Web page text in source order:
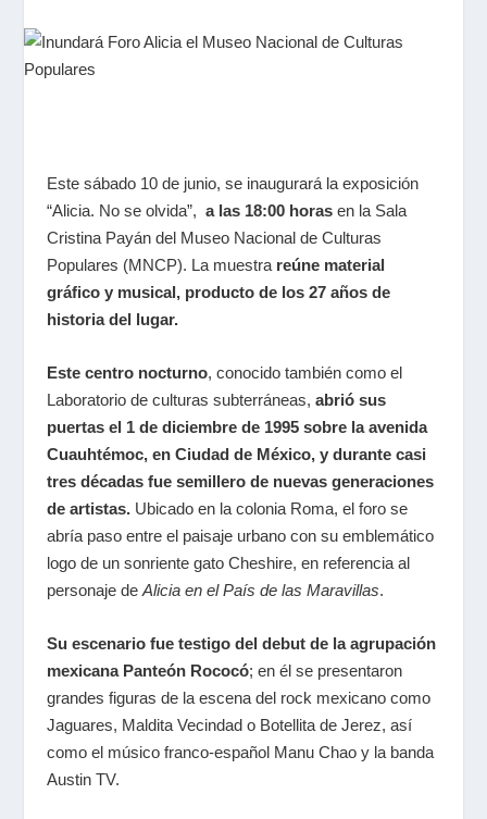
Este sábado 10 de junio, se inaugurará la exposición
“Alicia. No se olvida”, a las 18:00 horasen la Sala
Cristina Payán del Museo Nacional de Culturas
Populares (MNCP). La muestra reúne material
gráfico y musical, producto de los 27 años de
historia del lugar.
Este centro nocturno, conocido también como el
Laboratorio de culturas subterráneas, abrió sus
puertas el 1 de diciembre de 1995 sobre la avenida
Cuauhtémoc, en Ciudad de México, y durante casi
tres décadas fue semillero de nuevas generaciones
de artistas.Ubicado en la colonia Roma, el foro se
abría paso entre el paisaje urbano con su emblemático
logo de un sonriente gato Cheshire, en referencia al
personaje de Alicia en el País de las Maravillas.
Su escenario fue testigo del debut de la agrupación
mexicana Panteón Rococó; en él se presentaron
grandes figuras de la escena del rock mexicano como
Jaguares, Maldita Vecindad o Botellita de Jerez, así
como el músico franco-español Manu Chao y la banda
Austin TV.